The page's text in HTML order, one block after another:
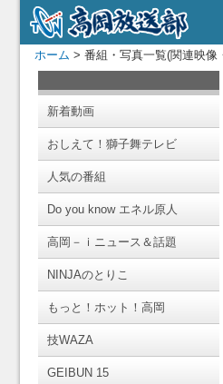
ホーム > 番組・写真一覧(関連映像
新着動画
おしえて！獅子舞テレビ
人気の番組
Do you know エネル原人
高岡－ｉニュース＆話題
NINJAのとりこ
もっと！ホット！高岡
技WAZA
GEIBUN 15